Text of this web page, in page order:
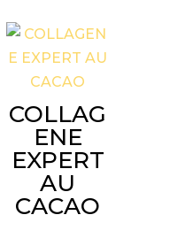
COLLAG
ENE
EXPERT
AU
CACAO